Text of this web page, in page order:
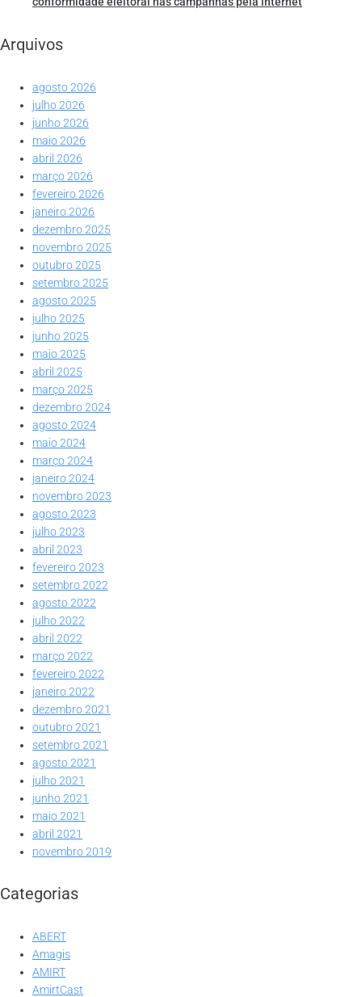
Arquivos
agosto 2026
julho 2026
junho 2026
maio 2026
abril 2026
março 2026
fevereiro 2026
janeiro 2026
dezembro 2025
novembro 2025
outubro 2025
setembro 2025
agosto 2025
julho 2025
junho 2025
maio 2025
abril 2025
março 2025
dezembro 2024
agosto 2024
maio 2024
março 2024
janeiro 2024
novembro 2023
agosto 2023
julho 2023
abril 2023
fevereiro 2023
setembro 2022
agosto 2022
julho 2022
abril 2022
março 2022
fevereiro 2022
janeiro 2022
dezembro 2021
outubro 2021
setembro 2021
agosto 2021
julho 2021
junho 2021
maio 2021
abril 2021
novembro 2019
Categorias
ABERT
Amagis
AMIRT
AmirtCast